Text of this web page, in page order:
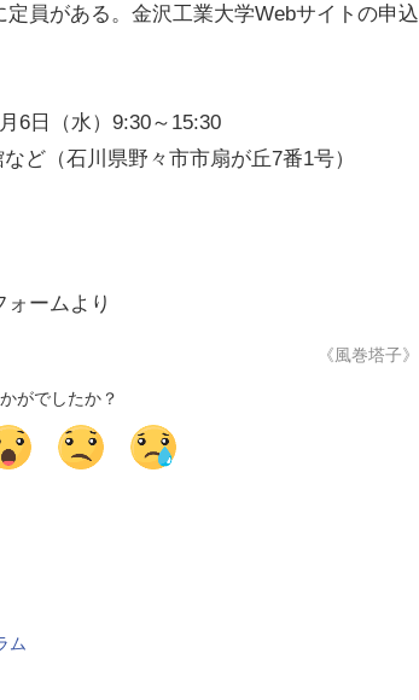
員がある。金沢工業大学Webサイトの申込
6日（水）9:30～15:30
ど（石川県野々市市扇が丘7番1号）
ームより
《風巻塔子》
がでしたか？
ム